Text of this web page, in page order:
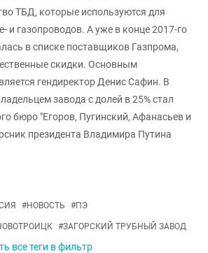
ТБД, которые используются для
и газопроводов. А уже в конце 2017-го
в списке поставщиков Газпрома,
скидки. Основным
гендиректор Денис Сафин. В
завода с долей в 25% стал
бюро "Егоров, Пугинский, Афанасьев и
президента Владимира Путина
#НОВОСТЬ #ПЭ
#ЗАГОРСКИЙ ТРУБНЫЙ ЗАВОД
все теги в фильтр